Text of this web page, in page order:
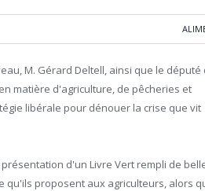
M. Gérard Deltell, ainsi que le député
matière d'agriculture, de pêcheries et
libérale pour dénouer la crise que vit
d'un Livre Vert rempli de
qu'ils proposent aux agriculteurs, alors